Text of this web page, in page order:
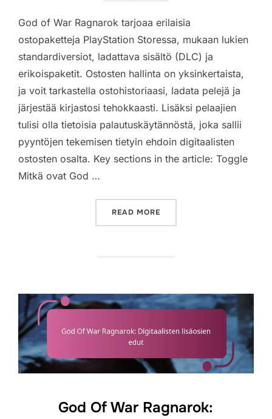
God of War Ragnarok tarjoaa erilaisia
ostopaketteja PlayStation Storessa, mukaan lukien
standardiversiot, ladattava sisältö (DLC) ja
erikoispaketit. Ostosten hallinta on yksinkertaista,
ja voit tarkastella ostohistoriaasi, ladata pelejä ja
järjestää kirjastosi tehokkaasti. Lisäksi pelaajien
tulisi olla tietoisia palautuskäytännöstä, joka sallii
pyyntöjen tekemisen tietyin ehdoin digitaalisten
ostosten osalta. Key sections in the article: Toggle
Mitkä ovat God …
READ MORE
God Of War Ragnarok: